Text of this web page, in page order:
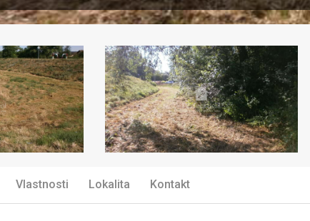
Vlastnosti Lokalita Kontakt